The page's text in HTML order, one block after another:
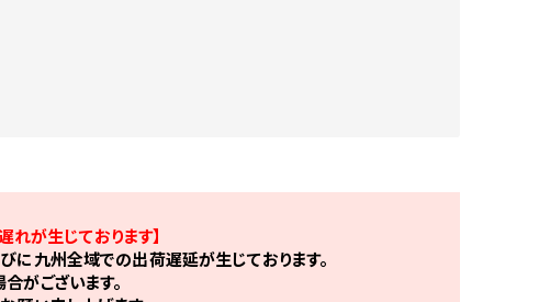
が生じております】
に九州全域での出荷遅延が生じております。
がございます。